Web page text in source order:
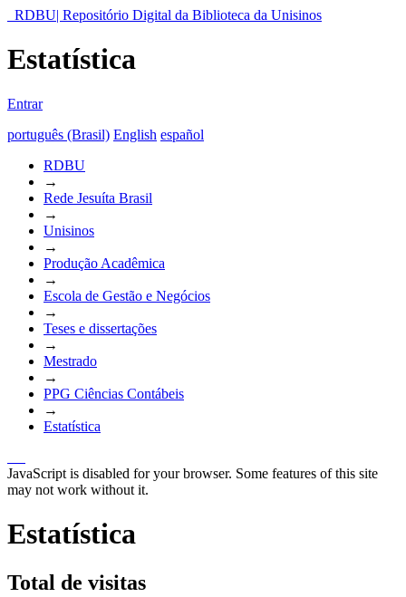
RDBU| Repositório Digital da Biblioteca da Unisinos
Estatística
Entrar
português (Brasil) English español
RDBU
→
Rede Jesuíta Brasil
→
Unisinos
→
Produção Acadêmica
→
Escola de Gestão e Negócios
→
Teses e dissertações
→
Mestrado
→
PPG Ciências Contábeis
→
Estatística
JavaScript is disabled for your browser. Some features of this site
may not work without it.
Estatística
Total de visitas